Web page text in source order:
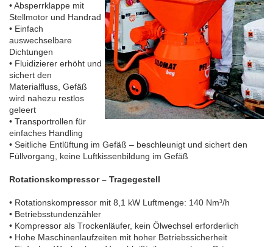
• Absperrklappe mit
Stellmotor und Handrad
• Einfach
auswechselbare
Dichtungen
• Fluidizierer erhöht und
sichert den
Materialfluss, Gefäß
wird nahezu restlos
geleert
• Transportrollen für
einfaches Handling
• Seitliche Entlüftung im Gefäß – beschleunigt und sichert den
Füllvorgang, keine Luftkissenbildung im Gefäß
Rotationskompressor – Tragegestell
• Rotationskompressor mit 8,1 kW Luftmenge: 140 Nm³/h
• Betriebsstundenzähler
• Kompressor als Trockenläufer, kein Ölwechsel erforderlich
• Hohe Maschinenlaufzeiten mit hoher Betriebssicherheit